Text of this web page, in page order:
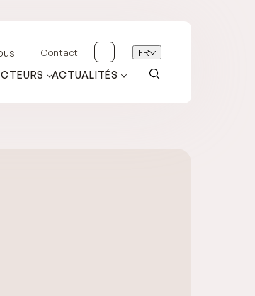
Contact FR
ACTUALITÉS